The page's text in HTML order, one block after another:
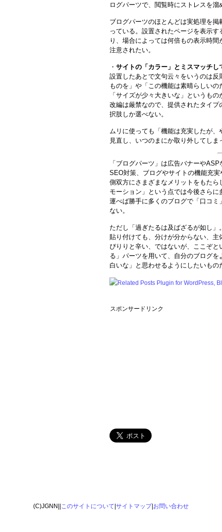
ログパーツで、閲覧時にストレスを
ブログパーツのほとんどは実処理を
っている。設置されたページを表示
り、場合によっては何倍もの表示時
注意されたい。
・ サイトの「カラー」とミスマッチし
設置したあとで文句云々をいうのは
ものを」や「この機能は素晴らしい
「サイズが少々大きいな」というも
改編は厳禁なので、提供されたタイ
択肢しか選べない。
ムリに使っても「機能は充実したが
見直し、いつのまにか取り外してし
「ブログパーツ」は広告バナーや
SEO対策、ブログやサイトの機能充
側双方にさまざまなメリットをもた
モーション」という点では今後さら
運べば勝手に多くのブログで「口コ
ない。
ただし「過ぎたるは及ばざるが如し
貼り付けても、分けが分からない、
ぴりりと辛い、ではないが、ここぞ
る」パーツを用いて、自分のブログ
白いな」と思わせるようにしたいもの
スポンサードリンク
(C)JGNN|| このサイトについて サイトマップ| お問い合わせ